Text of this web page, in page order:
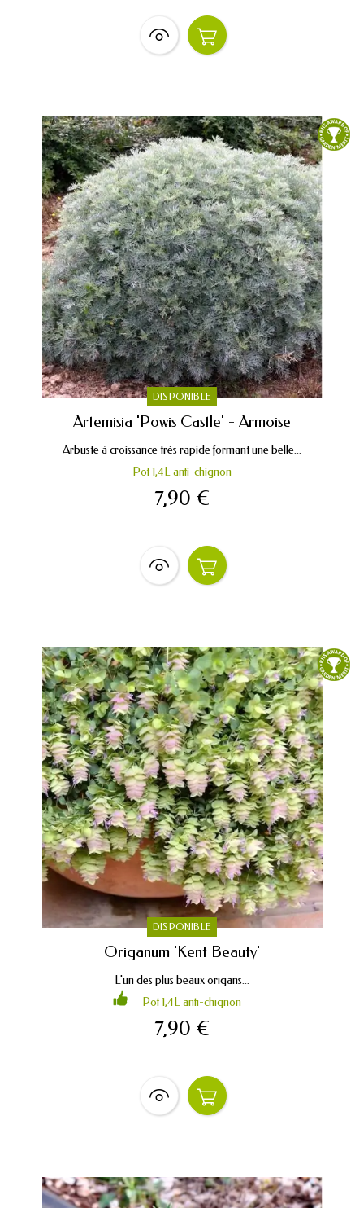
DISPONIBLE
Artemisia 'Powis Castle' - Armoise
Arbuste à croissance très rapide formant une belle...
Pot 1,4L anti-chignon
7,90 €
DISPONIBLE
Origanum 'Kent Beauty'
L'un des plus beaux origans...
Pot 1,4L anti-chignon
7,90 €